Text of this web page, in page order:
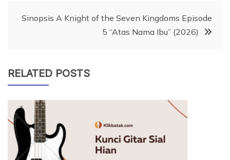
navigation
Sinopsis A Knight of the Seven Kingdoms Episode
5 “Atas Nama Ibu” (2026)
RELATED POSTS